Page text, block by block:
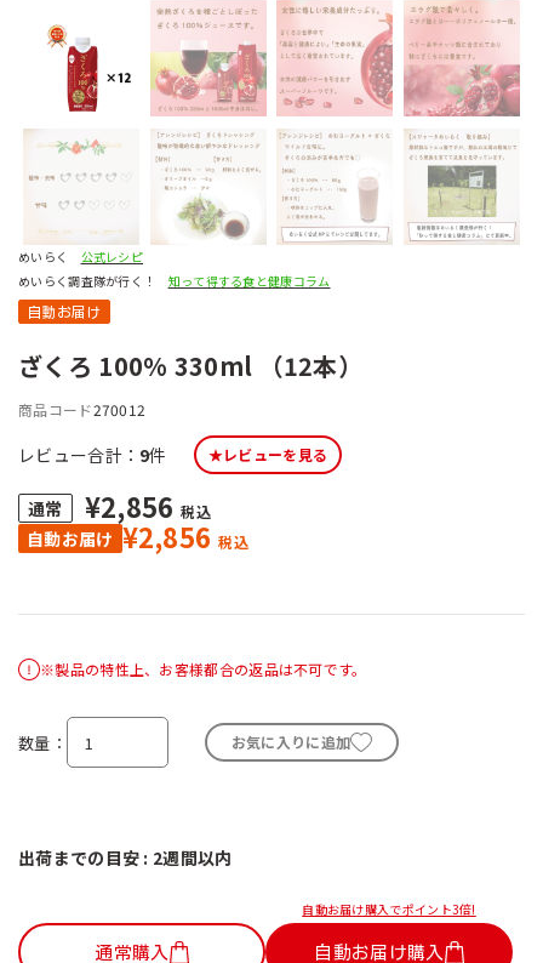
めいらく 公式レシピ
めいらく調査隊が行く！ 知って得する食と健康コラム
自動お届け
ざくろ 100% 330ml （12本）
商品コード270012
レビュー合計： 9件 ★レビューを見る
¥2,856 税込
¥2,856 税込
※製品の特性上、お客様都合の返品は不可です。
数量 お気に入りに追加
出荷までの目安 : 2週間以内
通常購入
自動お届け購入でポイント3倍!
自動お届け購入